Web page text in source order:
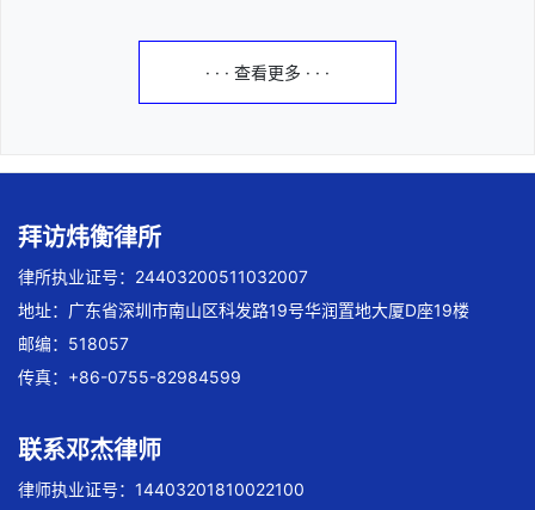
· · · 查看更多 · · ·
拜访炜衡律所
律所执业证号：24403200511032007
地址：广东省深圳市南山区科发路19号华润置地大厦D座19楼
邮编：518057
传真：+86-0755-82984599
联系邓杰律师
律师执业证号：14403201810022100